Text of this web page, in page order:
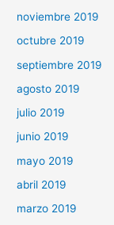
noviembre 2019
octubre 2019
septiembre 2019
agosto 2019
julio 2019
junio 2019
mayo 2019
abril 2019
marzo 2019